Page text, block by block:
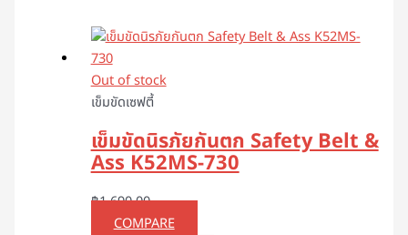
Out of stock
เข็มขัดเซฟตี้
เข็มขัดนิรภัยกันตก Safety Belt &
Ass K52MS-730
฿1,690.00
COMPARE